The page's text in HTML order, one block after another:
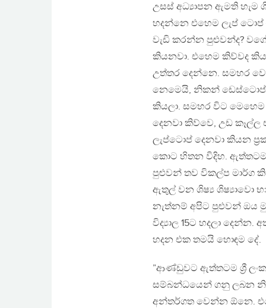
උසස් අධ්‍යාපන ඇමති හැම
හදන්නෙ එහෙම ලැප්
වැඩි කරන්න පුළුවන්ද?
කියනවා. එහෙම කිව්වද
උත්තර දෙන්නෙ. සමහර
නෙමෙයි, නිකන් ඩෙස්ටොප්
කියලා. සමහර විට
දෙනවා කිව්වෙ, උඩ
ලැප්ටොප් දෙනවා කියන
කොට හිතන විදිහ. ඇත්තටම
පුළුවන් තව විකල්ප මාර්ග
ඇතුල් වන ශිෂ්‍ය ශිෂ්‍යාවො
නැත්නම් අපිට පුළුවන් ඔය
විද්‍යාල 15ට හදලා
හදන එක තමයි හොඳම දේ.
”ආණ්ඩුවට ඇත්තටම ශ්‍රී
සම්බන්ධයෙන් ගනු ලබන
අන්තර්ගත වෙන්න ඕනෙ.